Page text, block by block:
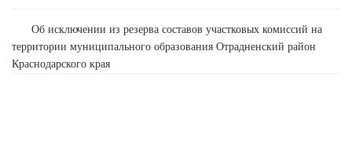
Об исключении из резерва составов участковых комиссий на
территории муниципального образования Отрадненский район
Краснодарского края